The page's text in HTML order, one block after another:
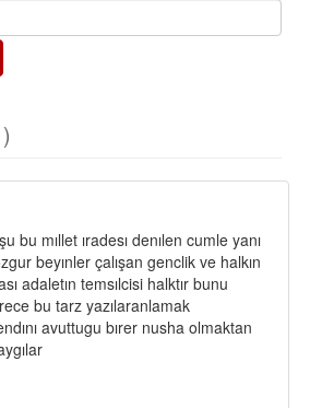
bu mıllet ıradesı denılen cumle yanı
beyınler çalışan genclik ve halkın
adaletın temsılcisi halktır bunu
bu tarz yazılaranlamak
avuttugu bırer nusha olmaktan